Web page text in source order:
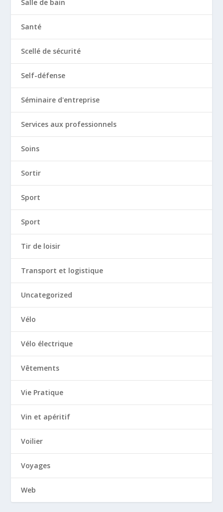
Salle de bain
Santé
Scellé de sécurité
Self-défense
Séminaire d'entreprise
Services aux professionnels
Soins
Sortir
Sport
Sport
Tir de loisir
Transport et logistique
Uncategorized
Vélo
Vélo électrique
Vêtements
Vie Pratique
Vin et apéritif
Voilier
Voyages
Web